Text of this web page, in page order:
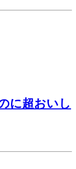
に超おいし